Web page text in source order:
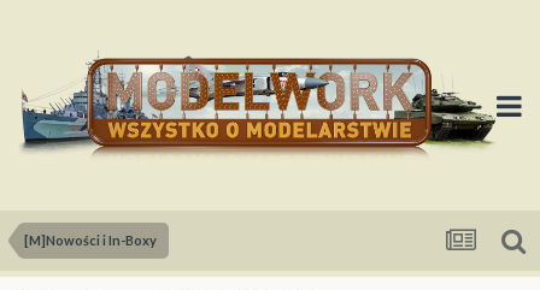
[M]Nowości i In-Boxy